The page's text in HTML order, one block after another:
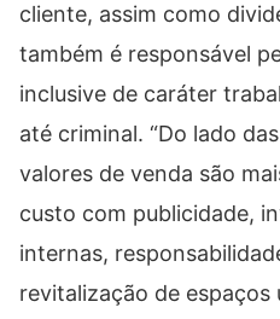
cliente, assim como
também é responsável
inclusive de caráter
até criminal. “Do lado
valores de venda são
custo com publicidade,
internas,
revitalização de espaços